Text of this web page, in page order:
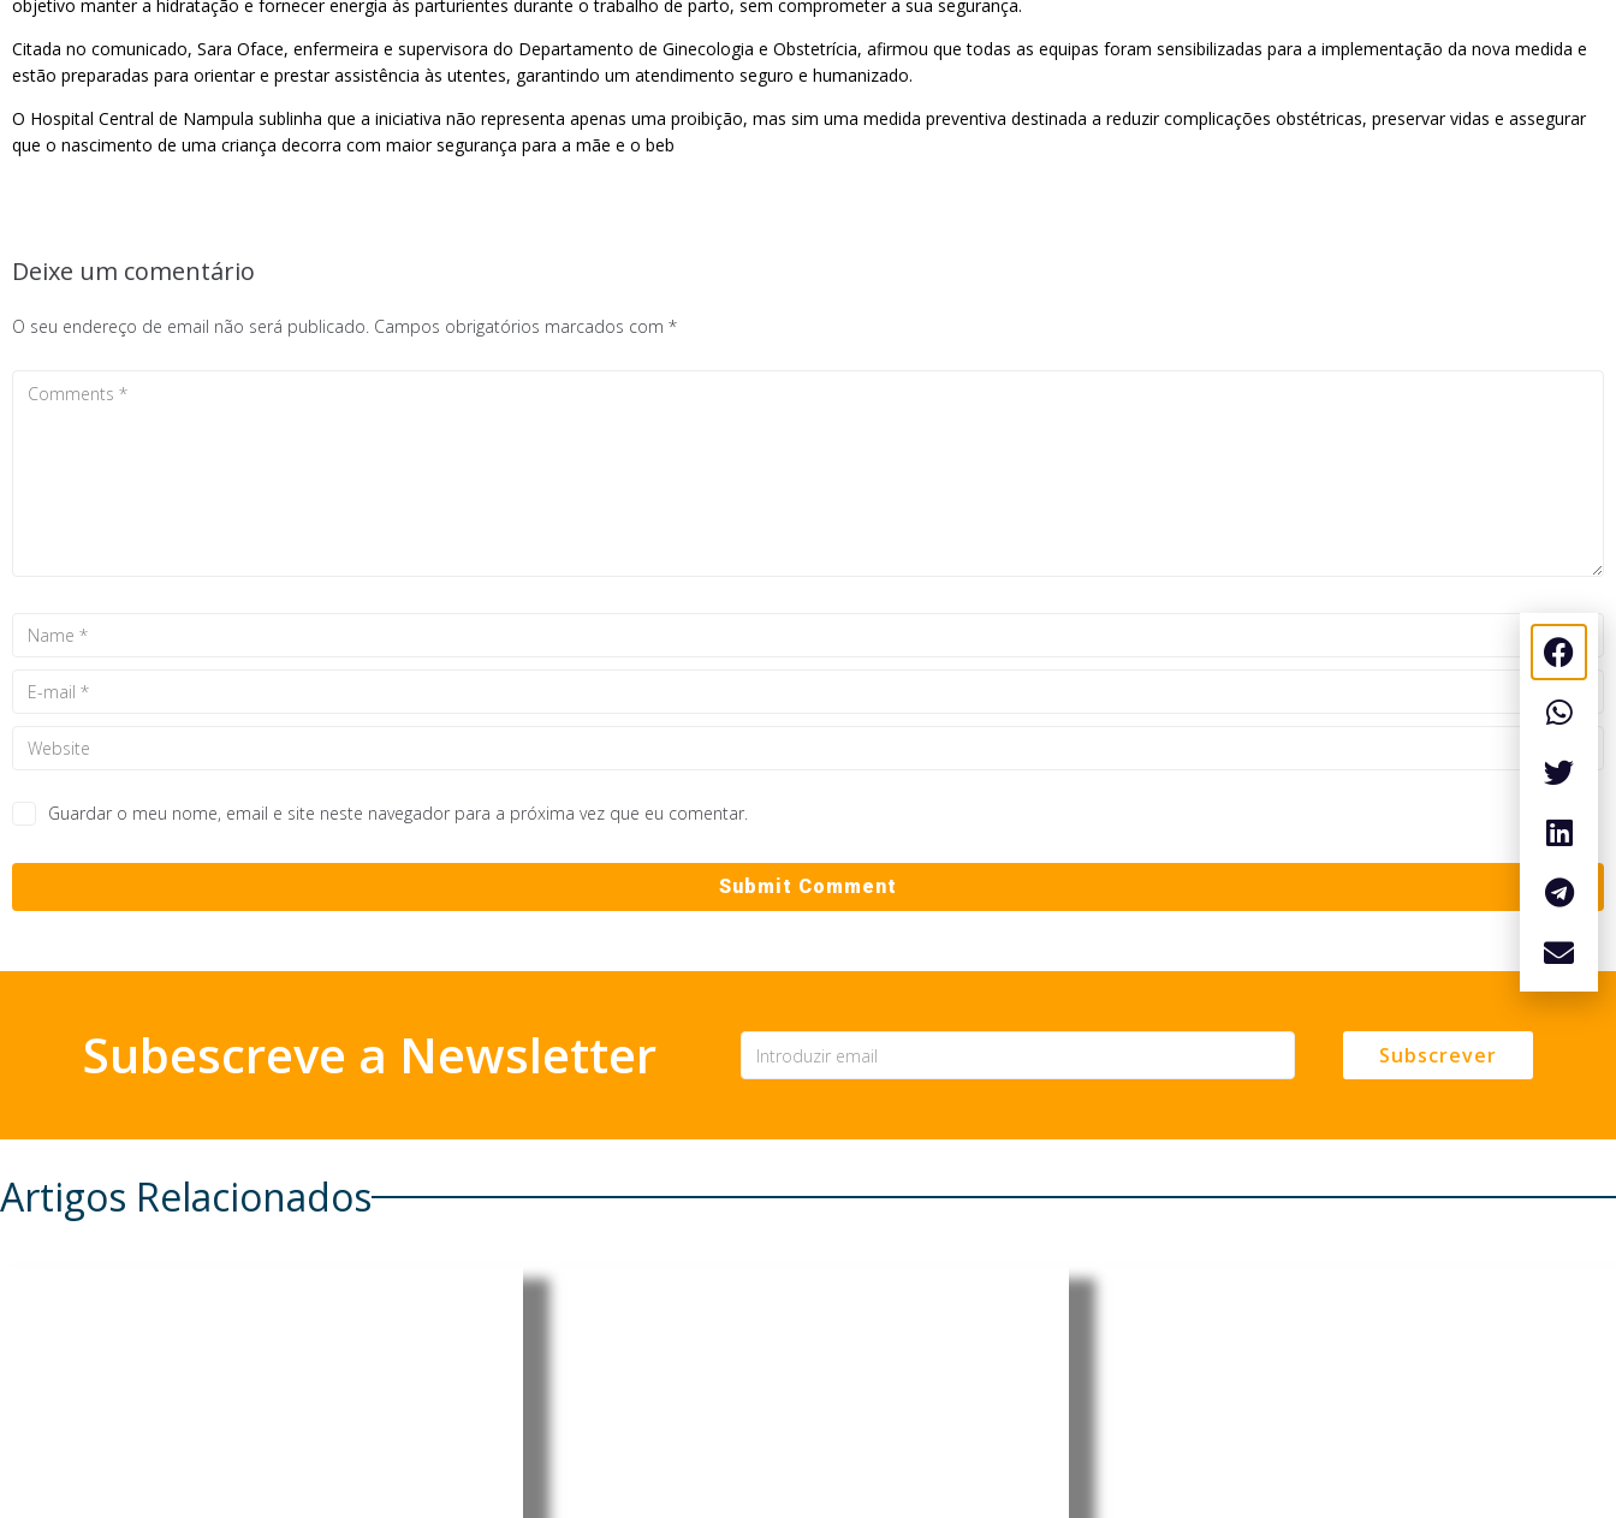
objetivo manter a hidratação e fornecer energia às parturientes durante o trabalho de parto, sem comprometer a sua segurança.
Citada no comunicado, Sara Oface, enfermeira e supervisora do Departamento de Ginecologia e Obstetrícia, afirmou que todas as equipas foram sensibilizadas para a implementação da nova medida e
estão preparadas para orientar e prestar assistência às utentes, garantindo um atendimento seguro e humanizado.
O Hospital Central de Nampula sublinha que a iniciativa não representa apenas uma proibição, mas sim uma medida preventiva destinada a reduzir complicações obstétricas, preservar vidas e assegurar
que o nascimento de uma criança decorra com maior segurança para a mãe e o beb
Deixe um comentário
O seu endereço de email não será publicado. Campos obrigatórios marcados com *
Guardar o meu nome, email e site neste navegador para a próxima vez que eu comentar.
Subescreve a Newsletter Subscrever
Artigos Relacionados